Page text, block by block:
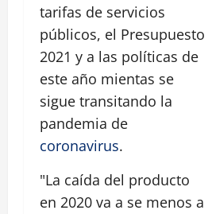
tarifas de servicios
públicos, el Presupuesto
2021 y a las políticas de
este año mientas se
sigue transitando la
pandemia de
coronavirus.
"La caída del producto
en 2020 va a se menos a